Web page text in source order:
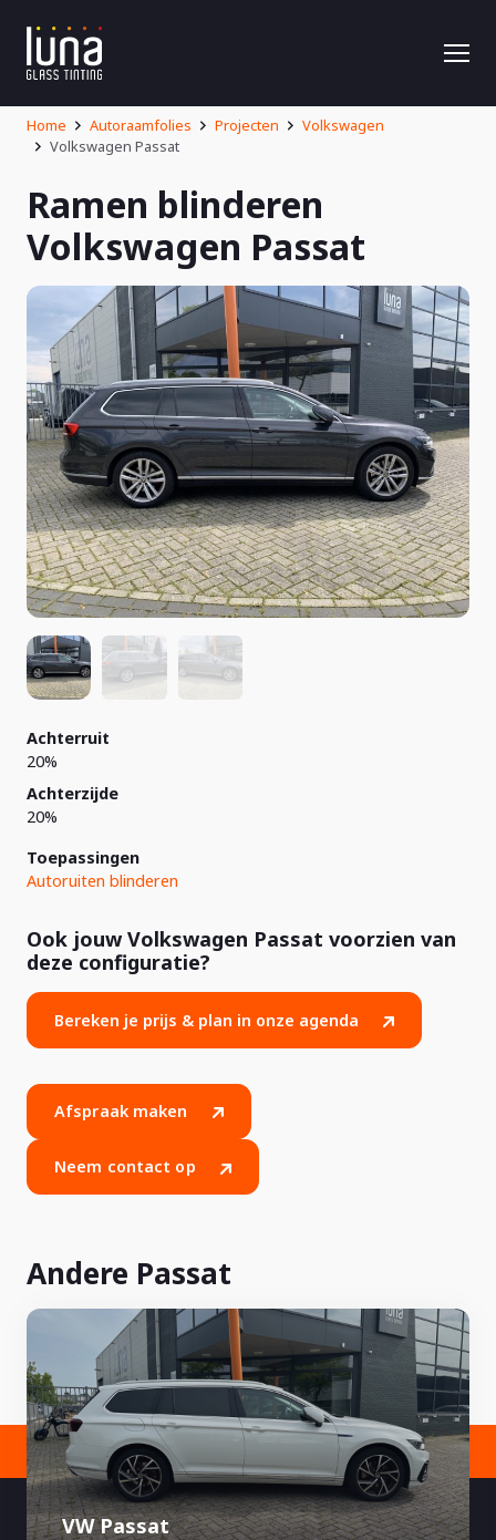
Home Autoraamfolies Projecten
Volkswagen
Volkswagen Passat
Ramen blinderen
Volkswagen Passat
Achterruit
20%
Achterzijde
20%
Toepassingen
Autoruiten blinderen
Ook jouw Volkswagen Passat voorzien van
deze configuratie?
Bereken je prijs & plan in onze agenda
Afspraak maken
Neem contact op
Andere Passat
VW Passat